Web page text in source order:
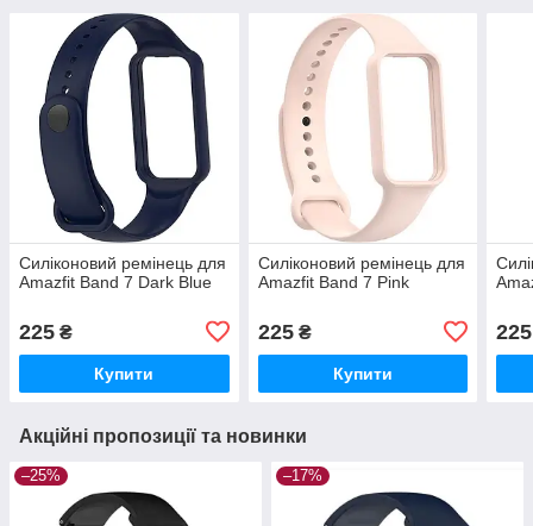
Силіконовий ремінець для
Amazfit Band 7 Dark Blue
225 ₴
Купити
Силіконовий ремінець для
Amazfit Band 7 Pink
225₴
Купити
225
Акційні пропозиції та новинки
–25% –17%